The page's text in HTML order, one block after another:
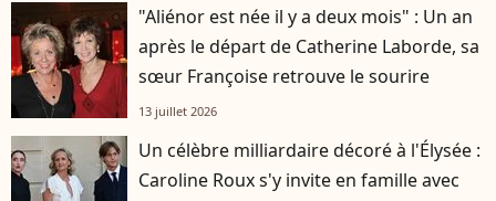
"Aliénor est née il y a deux mois" : Un an
après le départ de Catherine Laborde, sa
sœur Françoise retrouve le sourire
13 juillet 2026
Un célèbre milliardaire décoré à l'Élysée :
Caroline Roux s'y invite en famille avec